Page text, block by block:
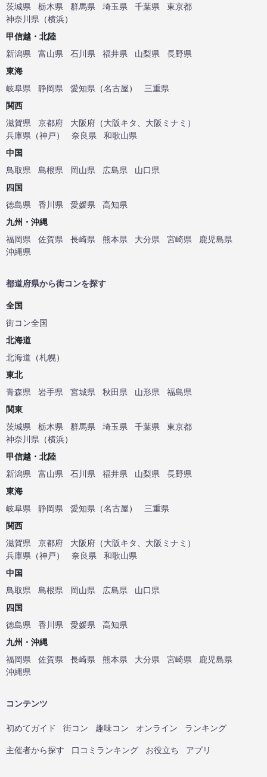
茨城県
栃木県 群馬県 埼玉県 千葉県
東京都
神奈川県 （横浜）
甲信越・北陸
新潟県
富山県 石川県 福井県 山梨県
長野県
東海
岐阜県
静岡県 愛知県 （名古屋）
三重県
関西
滋賀県
京都府 大阪府 （大阪キタ 大阪ミナミ ）
兵庫県 （神戸） 奈良県
和歌山県
中国
鳥取県
島根県 岡山県 広島県
山口県
四国
徳島県
香川県 愛媛県
高知県
九州・沖縄
福岡県
佐賀県 長崎県 熊本県 大分県 宮崎県
鹿児島県
沖縄県
都道府県から街コンを探す
全国
街コン全国
北海道
北海道 （札幌）
東北
青森県
岩手県 宮城県 秋田県 山形県
福島県
関東
茨城県
栃木県 群馬県 埼玉県 千葉県
東京都
神奈川県 （横浜）
甲信越・北陸
新潟県
富山県 石川県 福井県 山梨県
長野県
東海
岐阜県
静岡県 愛知県 （名古屋）
三重県
関西
滋賀県
京都府 大阪府 （大阪キタ 大阪ミナミ ）
兵庫県 （神戸） 奈良県
和歌山県
中国
鳥取県
島根県 岡山県 広島県
山口県
四国
徳島県
香川県 愛媛県
高知県
九州・沖縄
福岡県
佐賀県 長崎県 熊本県 大分県 宮崎県
鹿児島県
沖縄県
コンテンツ
初めてガイド 街コン 趣味コン オンライン ランキング
主催者から探す 口コミランキング お役立ち アプリ